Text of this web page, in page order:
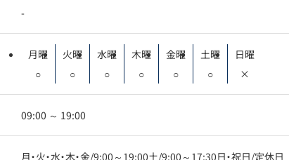
-
月曜
○
火曜
○
水曜
○
木曜
○
金曜
○
土曜
○
日曜
×
09:00 ～ 19:00
月・火・水・木・金/9:00～19:00土/9:00～17:30日・祝日/定休日